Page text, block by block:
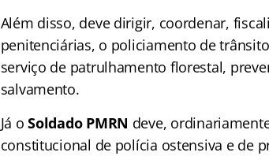
Além disso, deve dirigir, coordenar,
penitenciárias, o policiamento de
serviço de patrulhamento florestal,
salvamento.
Já oSoldado PMRN deve,
constitucional de polícia ostensiva e de